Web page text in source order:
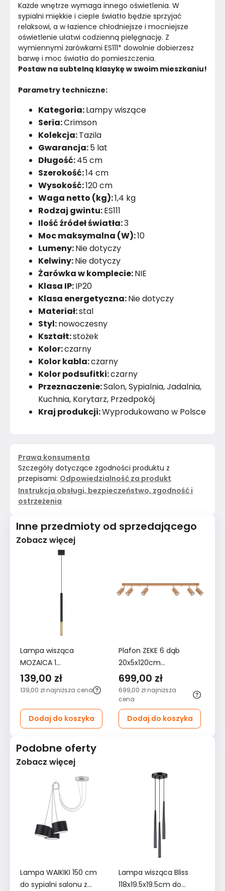
Każde wnętrze wymaga innego oświetlenia. W
sypialni miękkie i ciepłe światło będzie sprzyjać
relaksowi, a w łazience chłodniejsze i mocniejsze
oświetlenie ułatwi codzienną pielęgnację. Z
wymiennymi żarówkami ES111* dowolnie dobierzesz
barwę i moc światła do pomieszczenia.
Postaw na subtelną klasykę w swoim mieszkaniu!
Parametry techniczne:
Kategoria:Lampy wiszące
Seria:Crimson
Kolekcja:Tazila
Gwarancja:5 lat
Długość:45 cm
Szerokość:14 cm
Wysokość:120 cm
Waga netto (kg):1,4 kg
Rodzaj gwintu:ES111
Ilość źródeł światła:3
Moc maksymalna (W):10
Lumeny:Nie dotyczy
Kelwiny:Nie dotyczy
Żarówka w komplecie:NIE
Klasa IP:IP20
Klasa energetyczna:Nie dotyczy
Materiał:stal
Styl:nowoczesny
Kształt:stożek
Kolor:czarny
Kolor kabla:czarny
Kolor podsufitki:czarny
Przeznaczenie:Salon, Sypialnia, Jadalnia,
Kuchnia, Korytarz, Przedpokój
Kraj produkcji:Wyprodukowano w Polsce
Prawa konsumenta
Szczegóły dotyczące zgodności produktu z
przepisami: Odpowiedzialność za produkt
Instrukcja obsługi, bezpieczeństwo, zgodność i
ostrzeżenia
Inne przedmioty od sprzedającego
Zobacz więcej
Lampa wisząca
MOZAICA 1
czarny/złoto
100x8x8cm
salonu
139,00 zł
139,00 zł najniższa cena
Dodaj do koszyka
Plafon ZEKE 6 dąb
20x5x120cm
nowoczesna lampa
GU10 do salonu
699,00 zł
699,00 zł najniższa
cena
Dodaj do koszyka
Podobne oferty
Zobacz więcej
Lampa WAIKIKI 150 cm
do sypialni salonu z
Lampa wisząca Bliss
118x19.5x19.5cm do